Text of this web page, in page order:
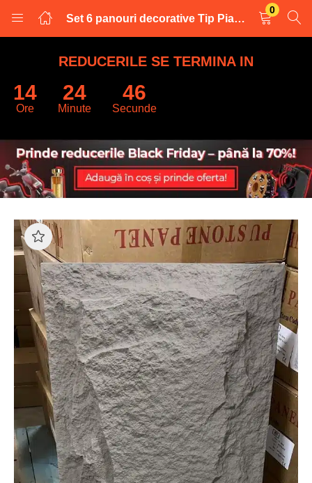
Set 6 panouri decorative Tip Piatra, 3D Textura Realista, 120 x 60 x 3 cm/panou
0
LOGARE
INREGISTRARE
Introduceti numele de utilizator și parola pentru a va autentifica.
Logare
Parola uitata?
REDUCERILE SE TERMINA IN
14
Ore
24
Minute
44
Secunde